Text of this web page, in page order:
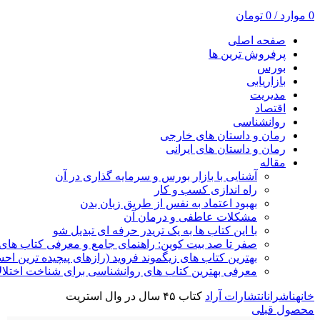
0 موارد /
0 تومان
صفحه اصلی
پرفروش ترین ها
بورس
بازاریابی
مدیریت
اقتصاد
روانشناسی
رمان و داستان های خارجی
رمان و داستان های ایرانی
مقاله
آشنایی با بازار بورس و سرمایه گذاری در آن
راه اندازی کسب و کار
بهبود اعتماد به نفس از طریق زبان بدن
مشکلات عاطفی و درمان آن
با این کتاب ها به یک تریدر حرفه ای تبدیل شو
صفر تا صد بیت کوین: راهنمای جامع و معرفی کتاب های
بهترین کتاب های زیگموند فروید (رازهای پیچیده ترین
معرفی بهترین کتاب های روانشناسی برای شناخت
خانهناشرانانتشارات آراد کتاب ۴۵ سال در وال استریت
محصول قبلی